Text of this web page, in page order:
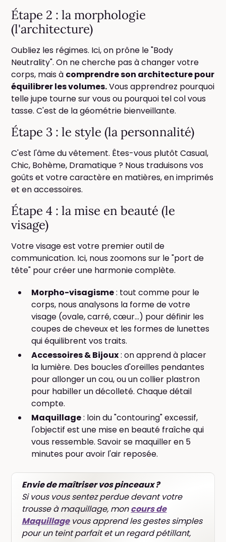
Étape 2 : la morphologie
(l'architecture)
Oubliez les régimes. Ici, on prône le "Body
Neutrality". On ne cherche pas à changer votre
corps, mais à comprendre son architecture pour
équilibrer les volumes.Vous apprendrez pourquoi
telle jupe tourne sur vous ou pourquoi tel col vous
tasse. C'est de la géométrie bienveillante.
Étape 3 : le style (la personnalité)
C'est l'âme du vêtement. Êtes-vous plutôt Casual,
Chic, Bohème, Dramatique ? Nous traduisons vos
goûts et votre caractère en matières, en imprimés
et en accessoires.
Étape 4 : la mise en beauté (le
visage)
Votre visage est votre premier outil de
communication. Ici, nous zoomons sur le "port de
tête" pour créer une harmonie complète.
Morpho-visagisme: tout comme pour le
corps, nous analysons la forme de votre
visage (ovale, carré, cœur...) pour définir les
coupes de cheveux et les formes de lunettes
qui équilibrent vos traits.
Accessoires & Bijoux: on apprend à placer
la lumière. Des boucles d'oreilles pendantes
pour allonger un cou, ou un collier plastron
pour habiller un décolleté. Chaque détail
compte.
Maquillage: loin du "contouring" excessif,
l'objectif est une mise en beauté fraîche qui
vous ressemble. Savoir se maquiller en 5
minutes pour avoir l'air reposée.
Envie de maîtriser vos pinceaux ?
Si vous vous sentez perdue devant votre
trousse à maquillage, moncours de
Maquillagevous apprend les gestes simples
pour un teint parfait et un regard pétillant,